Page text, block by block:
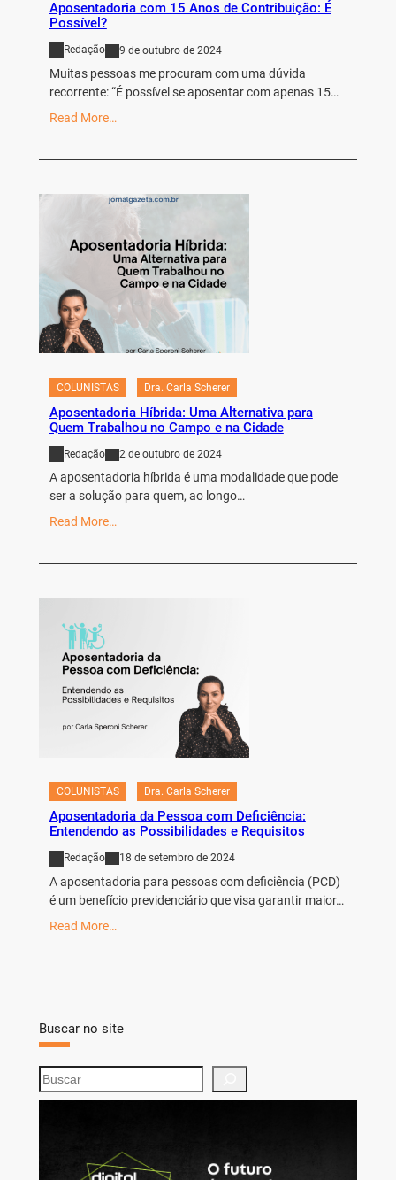
Aposentadoria com 15 Anos de Contribuição: É
Possível?
Redação 9 de outubro de 2024
Muitas pessoas me procuram com uma dúvida
recorrente: “É possível se aposentar com apenas 15…
Read More…
COLUNISTAS Dra. Carla Scherer
Aposentadoria Híbrida: Uma Alternativa para
Quem Trabalhou no Campo e na Cidade
Redação 2 de outubro de 2024
A aposentadoria híbrida é uma modalidade que pode
ser a solução para quem, ao longo…
Read More…
COLUNISTAS Dra. Carla Scherer
Aposentadoria da Pessoa com Deficiência:
Entendendo as Possibilidades e Requisitos
Redação 18 de setembro de 2024
A aposentadoria para pessoas com deficiência (PCD)
é um benefício previdenciário que visa garantir maior…
Read More…
Buscar no site
S
e